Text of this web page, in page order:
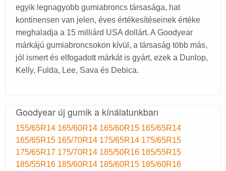
egyik legnagyobb gumiabroncs társasága, hat
kontinensen van jelen, éves értékesítéseinek értéke
meghaladja a 15 milliárd USA dollárt. A Goodyear
márkájú gumiabroncsokon kívül, a társaság több más,
jól ismert és elfogadott márkát is gyárt, ezek a Dunlop,
Kelly, Fulda, Lee, Sava és Debica.
Goodyear új gumik a kínálatunkban
155/65R14 165/60R14 165/60R15 165/65R14
165/65R15 165/70R14 175/65R14 175/65R15
175/65R17 175/70R14 185/50R16 185/55R15
185/55R16 185/60R14 185/60R15 185/60R16